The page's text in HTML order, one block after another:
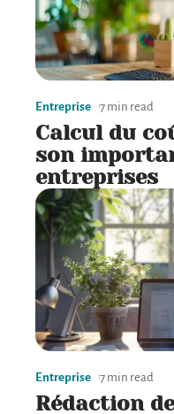
Entreprise 7 min read
Calcul du
son
entreprises
Entreprise 7 min read
Rédaction